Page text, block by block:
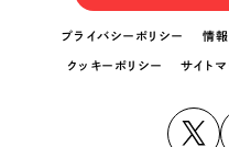
プライバシーポリシー 情報
クッキーポリシー サイトマ